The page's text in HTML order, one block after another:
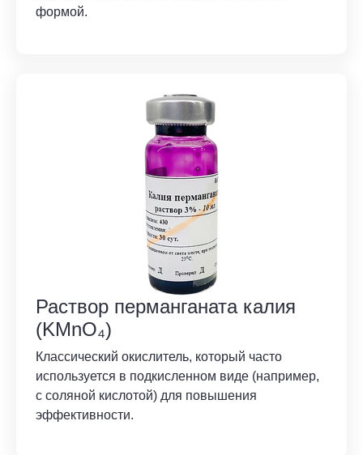
формой.
Раствор перманганата калия
(KMnO₄)
Классический окислитель, который часто
используется в подкисленном виде (например,
с соляной кислотой) для повышения
эффективности.